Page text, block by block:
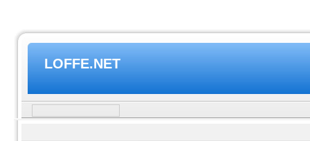
LOFFE.NET